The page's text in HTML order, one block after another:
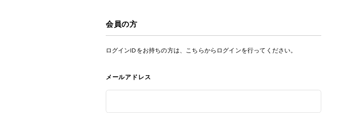
会員の方
ログインIDをお持ちの方は、こちらからログインを行ってください。
メールアドレス